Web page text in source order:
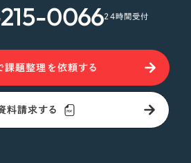
006624時間受付
課題整理を依頼する
料請求する